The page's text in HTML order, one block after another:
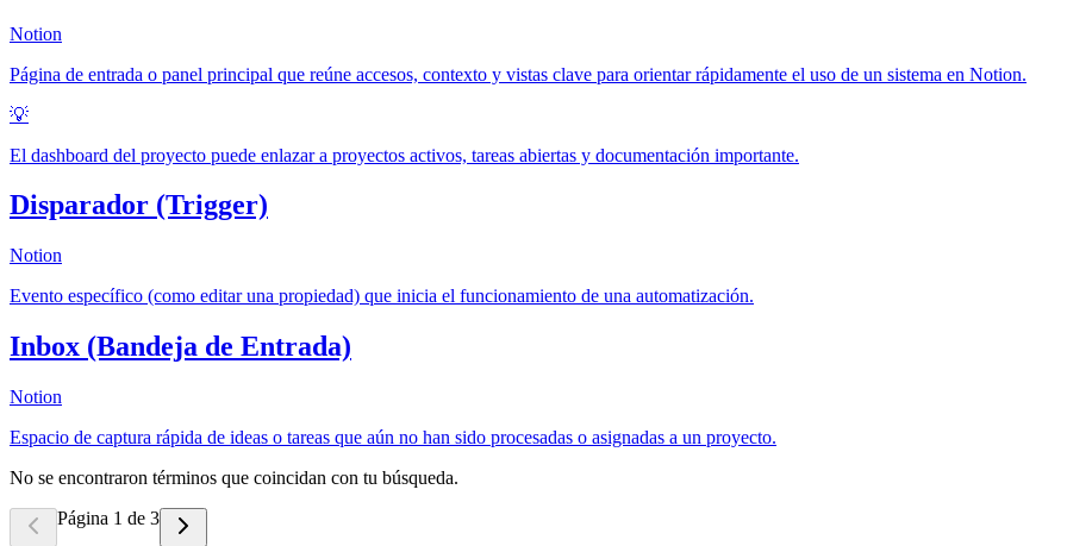
Notion
Página de entrada o panel principal que reúne accesos, contexto y vistas clave para orientar rápidamente el uso de un sistema en Notion.
💡
El dashboard del proyecto puede enlazar a proyectos activos, tareas abiertas y documentación importante.
Disparador (Trigger)
Notion
Evento específico (como editar una propiedad) que inicia el funcionamiento de una automatización.
Inbox (Bandeja de Entrada)
Notion
Espacio de captura rápida de ideas o tareas que aún no han sido procesadas o asignadas a un proyecto.
No se encontraron términos que coincidan con tu búsqueda.
Página 1 de 3